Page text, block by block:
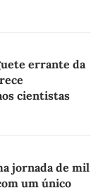
errante da
cientistas
jornada de mil
um único